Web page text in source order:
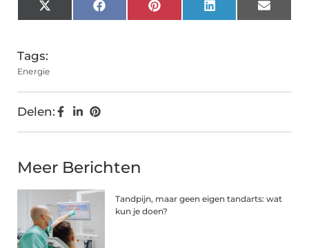
X
(Twitter)
FacebookPinterestLinkedInEmail
Tags:
Energie
Delen:
Meer Berichten
Tandpijn, maar geen eigen tandarts: wat
kun je doen?